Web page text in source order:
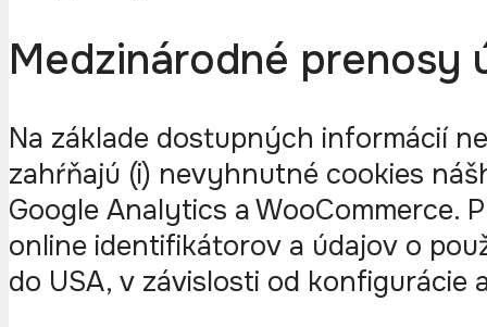
Medzinárodné prenosy
Na základe dostupných informácií
zahŕňajú (i) nevyhnutné cookies
Google Analytics a WooCommerce.
online identifikátorov a údajov o
do USA, v závislosti od